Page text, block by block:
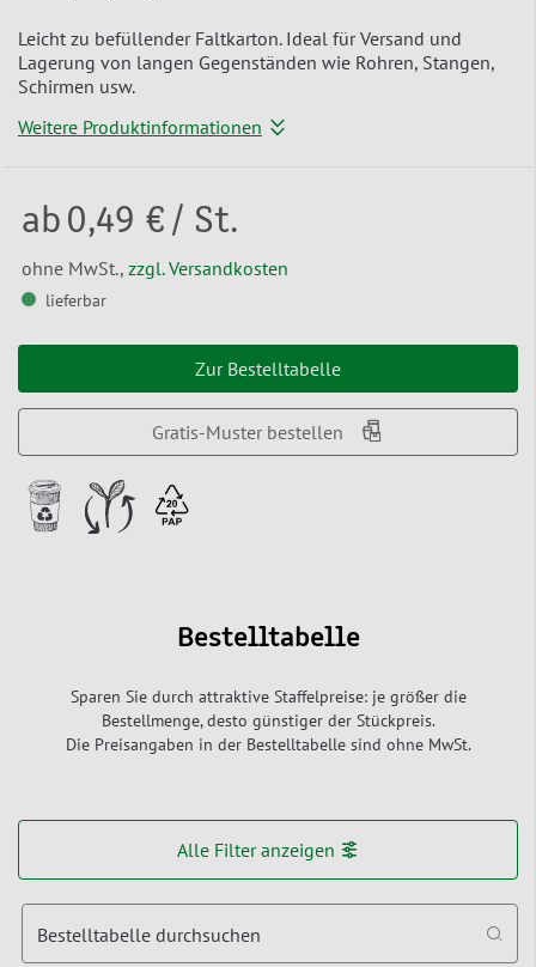
Leicht zu befüllender Faltkarton. Ideal für Versand und
Lagerung von langen Gegenständen wie Rohren, Stangen,
Schirmen usw.
Weitere Produktinformationen
ab 0,49 € / St.
ohne MwSt., zzgl. Versandkosten
lieferbar
Zur Bestelltabelle
Gratis-Muster bestellen
Bestelltabelle
Sparen Sie durch attraktive Staffelpreise: je größer die
Bestellmenge, desto günstiger der Stückpreis.
Die Preisangaben in der Bestelltabelle sind ohne MwSt.
Alle Filter anzeigen
Bestelltabelle durchsuchen